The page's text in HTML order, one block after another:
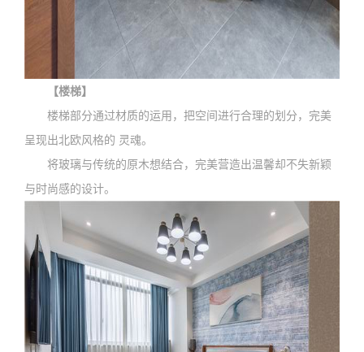
【楼梯】
楼梯部分通过材质的运用，把空间进行合理的划分，完美
呈现出北欧风格的 灵魂。
将玻璃与传统的原木想结合，完美营造出温馨却不失新颖
与时尚感的设计。